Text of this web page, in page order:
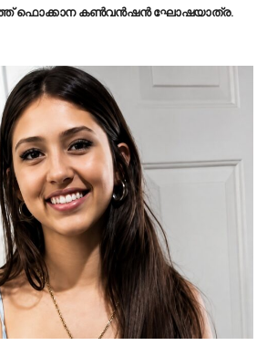
ഫൊക്കാന കൺവൻഷൻ ഘോഷയാത്ര.